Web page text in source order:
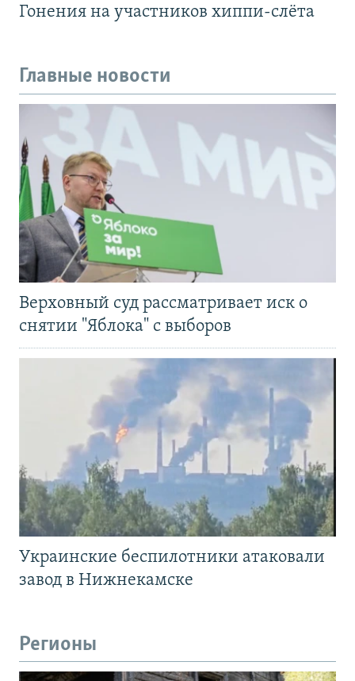
Гонения на участников хиппи-слёта
Главные новости
Верховный суд рассматривает иск о
снятии "Яблока" с выборов
Украинские беспилотники атаковали
завод в Нижнекамске
Регионы